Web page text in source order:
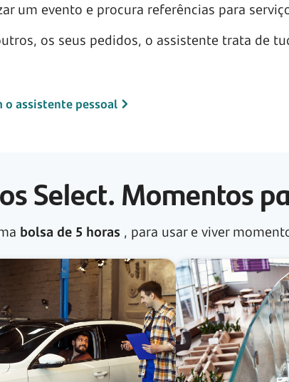
um evento e procura referências para
os seus pedidos, o assistente trata de
o assistente pessoal
Select. Momentos
bolsa de 5 horas , para usar e viver